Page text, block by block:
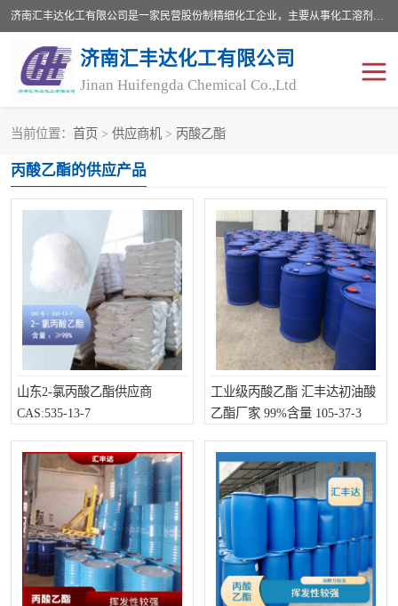
济南汇丰达化工有限公司是一家民营股份制精细化工企业，主要从事化工溶剂、药用辅料、合成中间体等深加工产品的研制开发、生产、销售和进出口贸易。主营产品：环氧丙烷，十二烷基苯，甲基磺酸，磺酸，DMF，DMAC，甘油，苯甲醇，乙酰氯，甲基丙烯酸，甲基丙烯酸甲酯，叔丁醇，异辛酸，二乙烯三胺，一乙，二乙‎，三乙醇胺，原乙酸三甲酯等化工产品及中间体。欢迎各界朋友洽谈咨询业务。
济南汇丰达化工有限公司
Jinan Huifengda Chemical Co.,Ltd
当前位置： 首页 > 供应商机 > 丙酸乙酯
丙酸乙酯的供应产品
山东2-氯丙酸乙酯供应商
CAS:535-13-7
工业级丙酸乙酯 汇丰达初油酸
乙酯厂家 99%含量 105-37-3
醇类 醚类
酮类 酚类
羧酸衍生物 无机化工原料
无机盐 有机溶剂
添加剂助剂 十二烷基苯
十二烷基苯磺酸 甲醇钠
乙醇钠 三乙胺
丙二醇甲醚醋酸酯 丙酸乙酯
过氧化苯甲酰 多聚磷酸
叔丁基苯 砜类